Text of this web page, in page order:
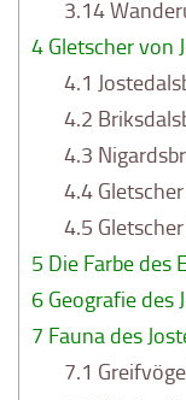
3.14
4 Gletscher von
4.1
4.2
4.3
4.4
4.5
5 Die Farbe des
6 Geografie des
7 Fauna des
7.1